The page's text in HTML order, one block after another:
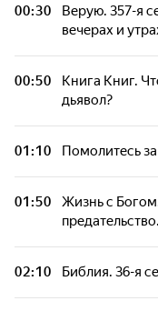
Помолитесь
Жизнь с
Суд и
О чём
или гонка за
Червячок
Верую. 357-я
вечерах и
00:30
Верую. 357-я
вечерах и
00:50
Книга Книг.
дьявол?
01:10 Помолитесь
01:50
Жизнь с
02:10 Библия. 36-я